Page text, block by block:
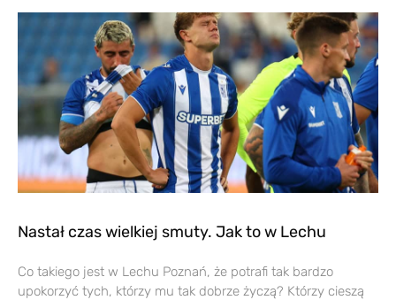
Nastał czas wielkiej smuty. Jak to w Lechu
Co takiego jest w Lechu Poznań, że potrafi tak bardzo
upokorzyć tych, którzy mu tak dobrze życzą? Którzy cieszą